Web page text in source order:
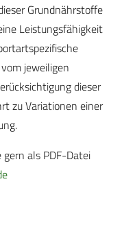
Grundnährstoffe
Leistungsfähigkeit
jeweiligen
dieser
zu Variationen einer
als PDF-Datei